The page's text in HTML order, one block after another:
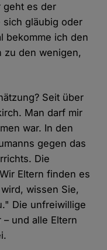
geht es der
gläubig oder
bekomme ich den
zu den wenigen,
Seit über
Man darf mir
war. In den
gegen das
Die
Eltern finden es
wissen Sie,
Die unfreiwillige
und alle Eltern